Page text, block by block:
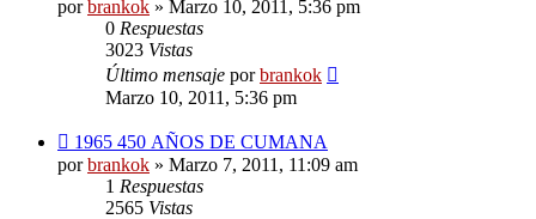
porbrankok » Marzo 10, 2011, 5:36 pm
0 Respuestas
3023 Vistas
Último mensaje porbrankok
Marzo 10, 2011, 5:36 pm
1965 450 AÑOS DE CUMANA
porbrankok » Marzo 7, 2011, 11:09 am
1 Respuestas
2565 Vistas